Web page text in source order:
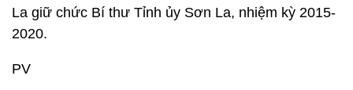
La giữ chức Bí thư Tỉnh ủy Sơn La, nhiệm kỳ 2015-
2020.
PV